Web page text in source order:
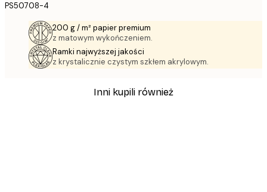
PS50708-4
200 g / m² papier premium
z matowym wykończeniem.
Ramki najwyższej jakości
z krystalicznie czystym szkłem akrylowym.
Inni kupili również